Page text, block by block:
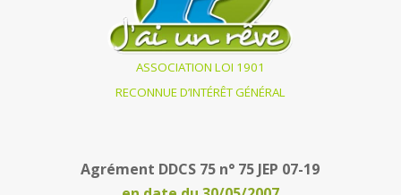
ASSOCIATION LOI 1901
RECONNUE D’INTÉRÊT GÉNÉRAL
Agrément DDCS 75 n° 75 JEP 07-19